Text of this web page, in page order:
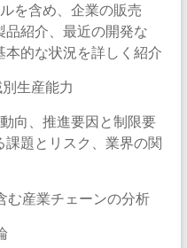
を含め、企業の販売
紹介、最近の開発な
本的な状況を詳しく紹介
生産能力
向、推進要因と制限要
題とリスク、業界の関
む産業チェーンの分析